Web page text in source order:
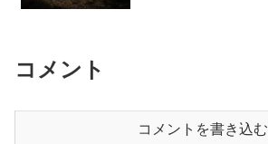
コメント
コメントを書き込む